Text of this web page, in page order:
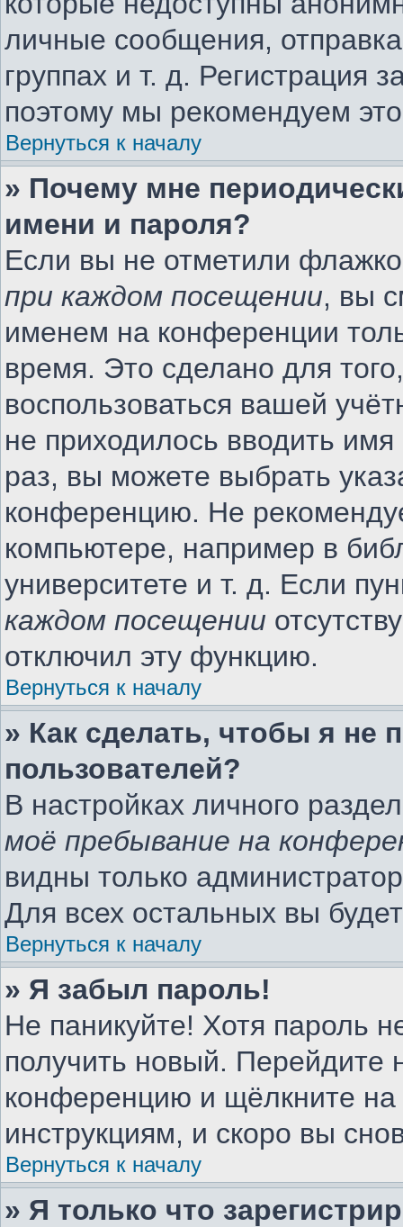
личные сообщения,
группах и т. д. Регистрация
поэтому мы рекомендуем
Вернуться к началу
» Почему мне
имени и пароля?
Если вы не отметили
при каждом посещении, вы
именем на конференции
время. Это сделано для
воспользоваться вашей
не приходилось вводить
раз, вы можете выбрать
конференцию. Не
компьютере, например в
университете и т. д. Если
каждом посещении
отключил эту функцию.
Вернуться к началу
» Как сделать, чтобы я не
пользователей?
В настройках личного
моё пребывание на
видны только
Для всех остальных вы
Вернуться к началу
» Я забыл пароль!
Не паникуйте! Хотя пароль
получить новый. Перейдите
конференцию и щёлкните
инструкциям, и скоро вы
Вернуться к началу
» Я только что